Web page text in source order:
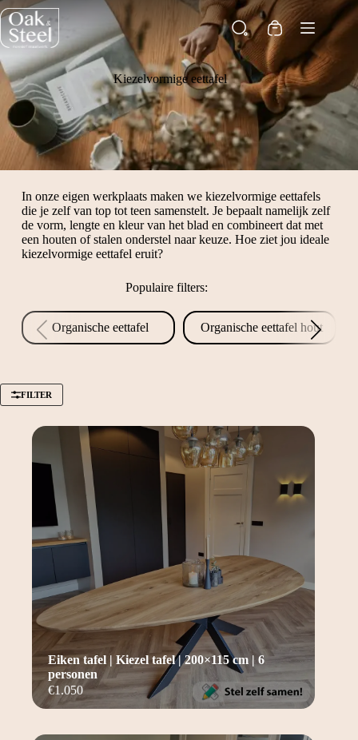
Ga
naar
de
inhoud
Winkelwagen
Kiezelvormige eettafel
In onze eigen werkplaats maken we kiezelvormige eettafels
die je zelf van top tot teen samenstelt. Je bepaalt namelijk zelf
de vorm, lengte en kleur van het blad en combineert dat met
een houten of stalen onderstel naar keuze. Hoe ziet jou ideale
kiezelvormige eettafel eruit?
Populaire filters:
Organische eettafel Organische eettafel hout
FILTER
€1.050
Eiken tafel | Kiezel tafel | 200×115 cm | 6
personen